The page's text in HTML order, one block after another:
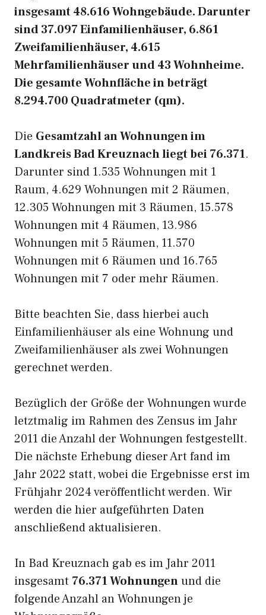
insgesamt 48.616 Wohngebäude. Darunter
sind 37.097 Einfamilienhäuser, 6.861
Zweifamilienhäuser, 4.615
Mehrfamilienhäuser und 43 Wohnheime.
Die gesamte Wohnfläche in beträgt
8.294.700 Quadratmeter (qm).
Die Gesamtzahl an Wohnungen im
Landkreis Bad Kreuznach liegt bei 76.371.
Darunter sind 1.535 Wohnungen mit 1
Raum, 4.629 Wohnungen mit 2 Räumen,
12.305 Wohnungen mit 3 Räumen, 15.578
Wohnungen mit 4 Räumen, 13.986
Wohnungen mit 5 Räumen, 11.570
Wohnungen mit 6 Räumen und 16.765
Wohnungen mit 7 oder mehr Räumen.
Bitte beachten Sie, dass hierbei auch
Einfamilienhäuser als eine Wohnung und
Zweifamilienhäuser als zwei Wohnungen
gerechnet werden.
Bezüglich der Größe der Wohnungen wurde
letztmalig im Rahmen des Zensus im Jahr
2011 die Anzahl der Wohnungen festgestellt.
Die nächste Erhebung dieser Art fand im
Jahr 2022 statt, wobei die Ergebnisse erst im
Frühjahr 2024 veröffentlicht werden. Wir
werden die hier aufgeführten Daten
anschließend aktualisieren.
In Bad Kreuznach gab es im Jahr 2011
insgesamt 76.371 Wohnungenund die
folgende Anzahl an Wohnungen je